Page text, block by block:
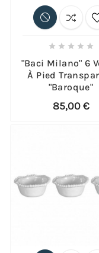
    
"Baci Milano" 6
À Pied
"Baroque"
85,00 €